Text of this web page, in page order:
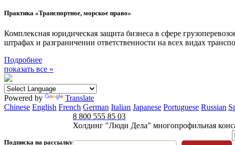
Практика «Транспортное, морское право»
Комплексная юридическая защита бизнеса в сфере
штрафах и разграничении ответственности на всех видах
Подробнее
показать все »
Powered by
Translate
Chinese English French German Italian Japanese Portuguese Russian
Подписка на рассылку
8 800 555 85 03
Холдинг "Люди Дела" многопрофильная